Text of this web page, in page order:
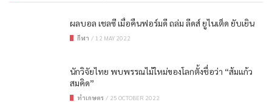
ผลบอล เชลซี เมื่อคืนฟอร์มดี ถล่ม ลีดส์ ยูไนเต็ด ยับเยิน
กีฬา / 12 MAY 2022
นักวิจัยไทย พบพรรณไม้ใหม่ของโลกตั้งชื่อว่า “ส้มแก้ว
สมคิด”
ทำเกษตร / 25 OCTOBER 2022